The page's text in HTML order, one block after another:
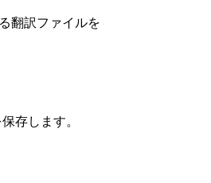
翻訳ファイルを
存します。